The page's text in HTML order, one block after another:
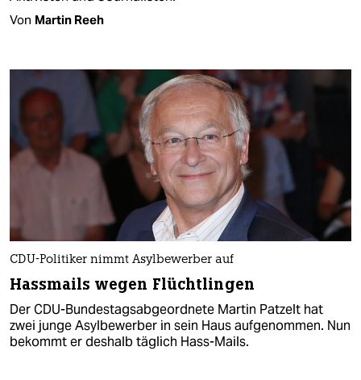
Von Martin Reeh
CDU-Politiker nimmt Asylbewerber auf
Hassmails wegen Flüchtlingen
Der CDU-Bundestagsabgeordnete Martin Patzelt hat
zwei junge Asylbewerber in sein Haus aufgenommen. Nun
bekommt er deshalb täglich Hass-Mails.